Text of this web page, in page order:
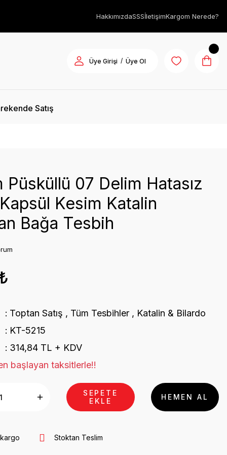
HakkımızdaSSSİletişimKargom Nerede?
Üye Girişi / Üye Ol
Satış
Püsküllü 07 Delim Hatasız
Kesim Katalin
Bağa Tesbih
Toptan Satış , Tüm Tesbihler , Katalin & Bilardo
KT-5215
314,84 TL + KDV
başlayan taksitlerle!!
SEPETE
EKLE
HEMEN AL
Stoktan Teslim